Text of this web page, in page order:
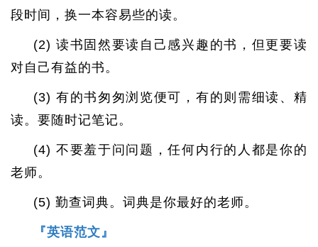
段时间，换一本容易些的读。
(2) 读书固然要读自己感兴趣的书，但更要读
对自己有益的书。
(3) 有的书匆匆浏览便可，有的则需细读、精
读。要随时记笔记。
(4) 不要羞于问问题，任何内行的人都是你的
老师。
(5) 勤查词典。词典是你最好的老师。
『英语范文』